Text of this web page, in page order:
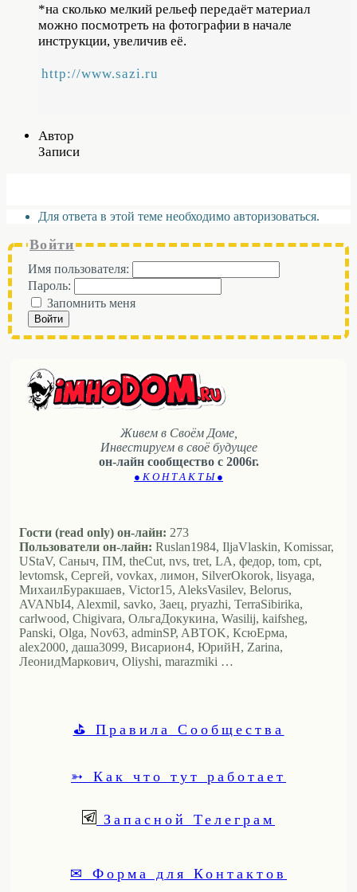
*на сколько мелкий рельеф передаёт материал
можно посмотреть на фотографии в начале
инструкции, увеличив её.
http://www.sazi.ru
Автор
Записи
Для ответа в этой теме необходимо авторизоваться.
Войти
Имя пользователя:
Пароль:
Запомнить меня
Войти
Живем в Своём Доме,
Инвестируем в своё будущее
он-лайн сообщество с 2006г.
● К О Н Т А К Т Ы ●
Гости (read only) он-лайн: 273
Пользователи он-лайн: Ruslan1984, IljaVlaskin, Komissar,
UStaV, Саныч, ПМ, theCut, nvs, tret, LA, федор, tom, cpt,
levtomsk, Сергей, vovkax, лимон, SilverOkorok, lisyaga,
МихаилБуракшаев, Victor15, AleksVasilev, Belorus,
AVANbI4, Alexmil, savko, Заец, pryazhi, TerraSibirika,
carlwood, Chigivara, ОльгаДокукина, Wasilij, kaifsheg,
Panski, Olga, Nov63, adminSP, ABTOK, КсюЕрма,
alex2000, даша3099, Висариoн4, ЮрийН, Zarina,
ЛеонидМаркович, Oliyshi, marazmiki …
⛳ Правила Сообщества
➳ Как что тут работает
Запасной Телеграм
✉ Форма для Контактов